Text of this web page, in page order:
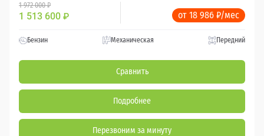
1 972 000 ₽
1 513 600 ₽ от 18 986 ₽/мес
Бензин Механическая Передний
Сравнить
Подробнее
Перезвоним за минуту